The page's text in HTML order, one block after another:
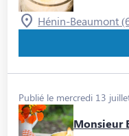
Hénin-Beaumont
Publié le mercredi 13
Monsieur